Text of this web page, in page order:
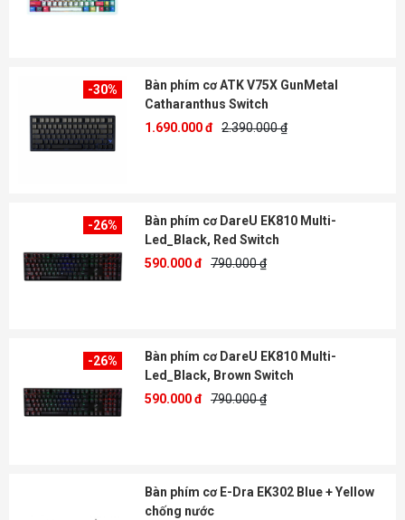
-30%
Bàn phím cơ ATK V75X GunMetal
Catharanthus Switch
1.690.000 đ 2.390.000 ₫
-26%
Bàn phím cơ DareU EK810 Multi-
Led_Black, Red Switch
590.000 đ 790.000 ₫
-26%
Bàn phím cơ DareU EK810 Multi-
Led_Black, Brown Switch
590.000 đ 790.000 ₫
Bàn phím cơ E-Dra EK302 Blue + Yellow
chống nước